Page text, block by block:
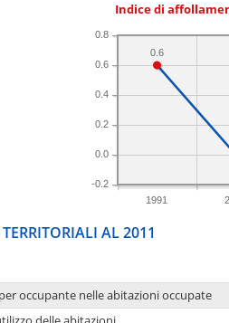
Indice di
1991
-0.2
0.0
0.2
0.4
0.6
0.8
0.6
AL 2011
occupante nelle abitazioni occupate